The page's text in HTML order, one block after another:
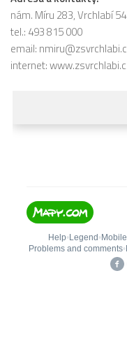
nám. Míru 283, Vrchlabí
tel.: 493 815 000
email:
internet: